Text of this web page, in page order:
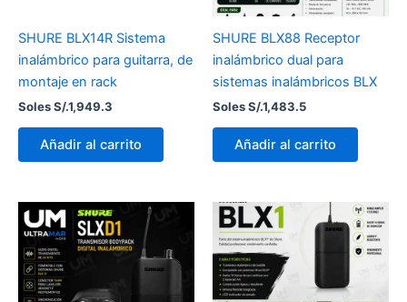
SHURE BLX14R Sistema
inalámbrico para guitarra, de
montaje en rack
Soles S/.1,949.3
Añadir al carrito
SHURE BLX88 Receptor
inalámbrico dual para
sistemas inalámbricos BLX
Soles S/.1,483.5
Añadir al carrito